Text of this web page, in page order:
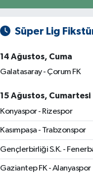
Süper Lig
14 Ağustos, Cuma
Galatasaray - Çorum FK
15 Ağustos, Cumartesi
Konyaspor - Rizespor
Kasımpaşa - Trabzonspor
Gençlerbirliği S.K. -
Gaziantep FK - Alanyaspor